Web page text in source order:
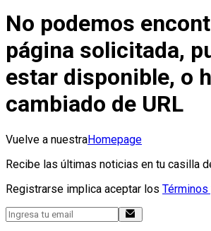
No podemos
página solicitada,
estar disponible, o
cambiado de URL
Vuelve a nuestraHomepage
Recibe las últimas noticias en tu casilla
Registrarse implica aceptar los